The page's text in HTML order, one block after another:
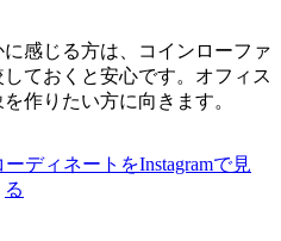
感じる方は、コインローファ
ておくと安心です。オフィス
作りたい方に向きます。
ディネートをInstagramで見
る